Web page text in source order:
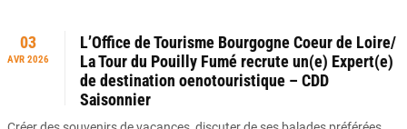
03
AVR 2026
L’Office de Tourisme Bourgogne Coeur de Loire/
La Tour du Pouilly Fumé recrute un(e) Expert(e)
de destination oenotouristique – CDD
Saisonnier